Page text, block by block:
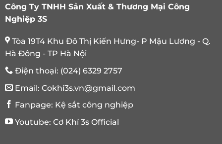
Công Ty TNHH Sản Xuất & Thương Mại Công
Nghiệp 3S
Tòa 19T4 Khu Đô Thị Kiến Hưng- P Mậu Lương - Q.
Hà Đông - TP Hà Nội
Điện thoại: (024) 6329 2757
Email: Cokhi3s.vn@gmail.com
Fanpage: Kệ sắt công nghiệp
Youtube: Cơ Khí 3s Official